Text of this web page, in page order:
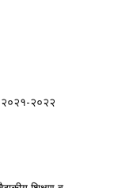
२०२१-२०२२